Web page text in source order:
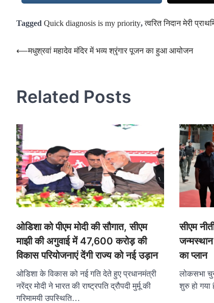
Tagged Quick diagnosis is my priority,त्वरित निदान मेरी
Post
⟵मधुश्रवां महादेव मंदिर में भव्य श्रृंगार पूजन का हुआ आयोजन
Related Posts
ओडिशा को पीएम मोदी की सौगात, सीएम
माझी की अगुवाई में 47,600 करोड़ की
विकास परियोजनाएं देंगी राज्य को नई उड़ान
ओडिशा के विकास को नई गति देते हुए प्रधानमंत्री
नरेंद्र मोदी ने भारत की राष्ट्रपति द्रौपदी मुर्मू की
गरिमामयी उपस्थिति…
सीएम
जन्मस्थान
का प्लान
लोकसभा
शुरु हो